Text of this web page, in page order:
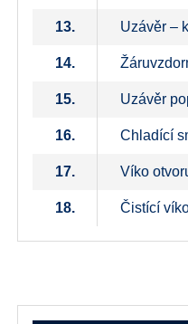
13. Uzávěr –
14.
15. Uzávěr
16. Chladící
17. Víko
18. Čistící